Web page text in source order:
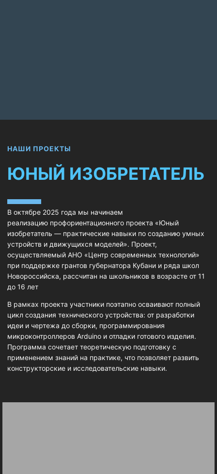
НАШИ ПРОЕКТЫ
ЮНЫЙ ИЗОБРЕТАТЕЛЬ
В октябре 2025 года мы начинаем
реализацию профориентационного проекта «Юный
изобретатель — практические навыки по созданию умных
устройств и движущихся моделей». Проект,
осуществляемый АНО «Центр современных технологий»
при поддержке грантов губернатора Кубани и ряда школ
Новороссийска, рассчитан на школьников в возрасте от 11
до 16 лет
В рамках проекта участники поэтапно осваивают полный
цикл создания технического устройства: от разработки
идеи и чертежа до сборки, программирования
микроконтроллеров Arduino и отладки готового изделия.
Программа сочетает теоретическую подготовку с
применением знаний на практике, что позволяет развить
конструкторские и исследовательские навыки.